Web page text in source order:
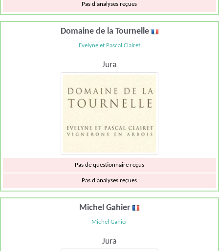
Pas d'analyses reçues
Domaine de la Tournelle
Evelyne et Pascal Clairet
Jura
Pas de questionnaire reçus
Pas d'analyses reçues
Michel Gahier
Michel Gahier
Jura